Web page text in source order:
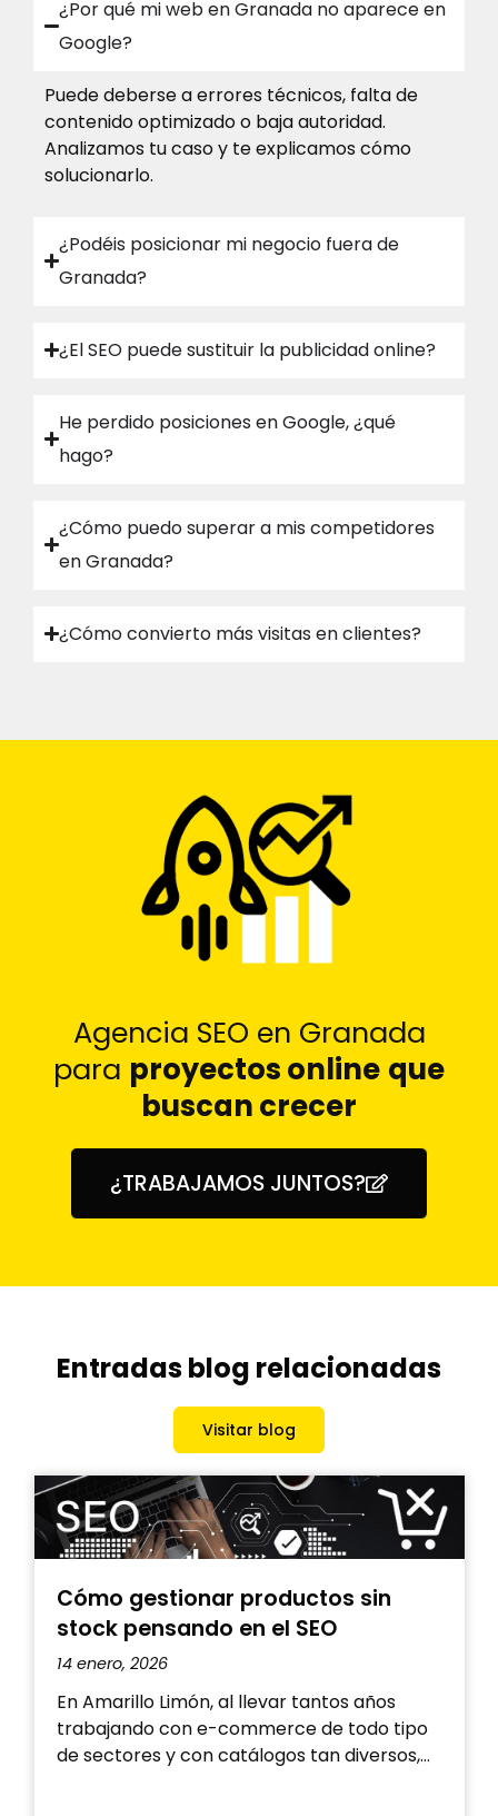
mejoras genéricas "como todos", emplean un
buen tiempo en revisar TODO y a partir de ahí
a trabajar.GRANDES PROFESIONALES
¿Por qué mi web en Granada no aparece en
Google?
Puede deberse a errores técnicos, falta de
contenido optimizado o baja autoridad.
Analizamos tu caso y te explicamos cómo
solucionarlo.
¿Podéis posicionar mi negocio fuera de
Granada?
¿El SEO puede sustituir la publicidad online?
He perdido posiciones en Google, ¿qué
hago?
¿Cómo puedo superar a mis competidores
en Granada?
¿Cómo convierto más visitas en clientes?
Agencia SEO en Granada
para proyectos online que
buscan crecer
¿TRABAJAMOS JUNTOS?
Entradas blog relacionadas
Visitar blog
Cómo gestionar productos sin
stock pensando en el SEO
14 enero, 2026
En Amarillo Limón, al llevar tantos años
trabajando con e-commerce de todo tipo
de sectores y con catálogos tan diversos,…